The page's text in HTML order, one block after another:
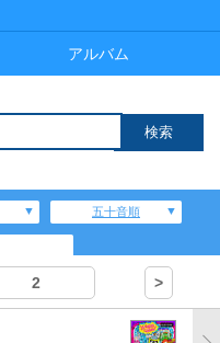
アルバム
五十音順
2 >